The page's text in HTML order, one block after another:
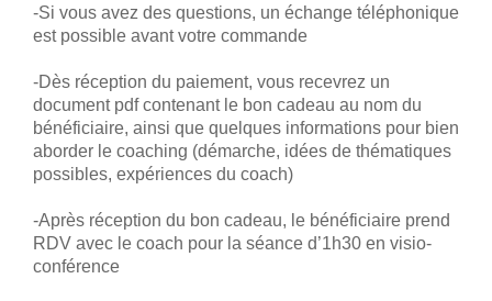
-Si vous avez des questions, un échange téléphonique
est possible avant votre commande
-Dès réception du paiement, vous recevrez un
document pdf contenant le bon cadeau au nom du
bénéficiaire, ainsi que quelques informations pour bien
aborder le coaching (démarche, idées de thématiques
possibles, expériences du coach)
-Après réception du bon cadeau, le bénéficiaire prend
RDV avec le coach pour la séance d’1h30 en visio-
conférence